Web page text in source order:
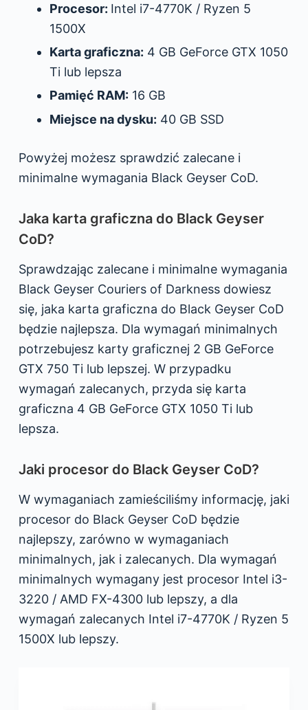
Procesor: Intel i7-4770K / Ryzen 5
1500X
Karta graficzna: 4 GB GeForce GTX 1050
Ti lub lepsza
Pamięć RAM: 16 GB
Miejsce na dysku: 40 GB SSD
Powyżej możesz sprawdzić zalecane i
minimalne wymagania Black Geyser CoD.
Jaka karta graficzna do Black Geyser
CoD?
Sprawdzając zalecane i minimalne wymagania
Black Geyser Couriers of Darkness dowiesz
się, jaka karta graficzna do Black Geyser CoD
będzie najlepsza. Dla wymagań minimalnych
potrzebujesz karty graficznej 2 GB GeForce
GTX 750 Ti lub lepszej. W przypadku
wymagań zalecanych, przyda się karta
graficzna 4 GB GeForce GTX 1050 Ti lub
lepsza.
Jaki procesor do Black Geyser CoD?
W wymaganiach zamieściliśmy informację, jaki
procesor do Black Geyser CoD będzie
najlepszy, zarówno w wymaganiach
minimalnych, jak i zalecanych. Dla wymagań
minimalnych wymagany jest procesor Intel i3-
3220 / AMD FX-4300 lub lepszy, a dla
wymagań zalecanych Intel i7-4770K / Ryzen 5
1500X lub lepszy.